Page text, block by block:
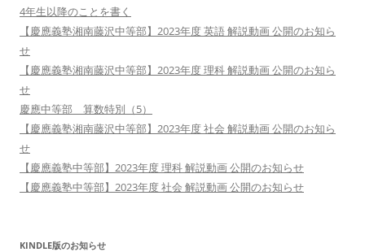
4年生以降のことを書く
【慶應義塾湘南藤沢中等部】2023年度 英語 解説動画 公開のお知ら
せ
【慶應義塾湘南藤沢中等部】2023年度 理科 解説動画 公開のお知ら
せ
慶應中等部 算数特別（5）
【慶應義塾湘南藤沢中等部】2023年度 社会 解説動画 公開のお知ら
せ
【慶應義塾中等部】2023年度 理科 解説動画 公開のお知らせ
【慶應義塾中等部】2023年度 社会 解説動画 公開のお知らせ
KINDLE版のお知らせ